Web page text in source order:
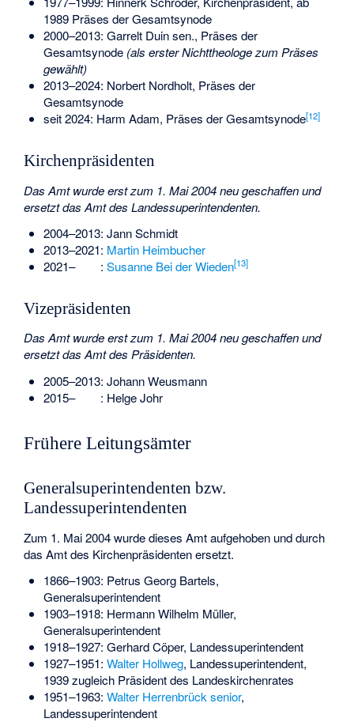
1989 Präses der Gesamtsynode
2000–2013: Garrelt Duin sen., Präses der
Gesamtsynode (als erster Nichttheologe zum Präses
gewählt)
2013–2024: Norbert Nordholt, Präses der
Gesamtsynode
seit 2024: Harm Adam, Präses der Gesamtsynode[12]
Kirchenpräsidenten
Das Amt wurde erst zum 1. Mai 2004 neu geschaffen und
ersetzt das Amt des Landessuperintendenten.
2004–2013: Jann Schmidt
2013–2021: Martin Heimbucher
2021–
: Susanne Bei der Wieden[13]
Vizepräsidenten
Das Amt wurde erst zum 1. Mai 2004 neu geschaffen und
ersetzt das Amt des Präsidenten.
2005–2013: Johann Weusmann
2015–
: Helge Johr
Frühere Leitungsämter
Generalsuperintendenten bzw.
Landessuperintendenten
Zum 1. Mai 2004 wurde dieses Amt aufgehoben und durch
das Amt des Kirchenpräsidenten ersetzt.
1866–1903: Petrus Georg Bartels,
Generalsuperintendent
1903–1918: Hermann Wilhelm Müller,
Generalsuperintendent
1918–1927: Gerhard Cöper, Landessuperintendent
1927–1951: Walter Hollweg, Landessuperintendent,
1939 zugleich Präsident des Landeskirchenrates
1951–1963: Walter Herrenbrück senior,
Landessuperintendent